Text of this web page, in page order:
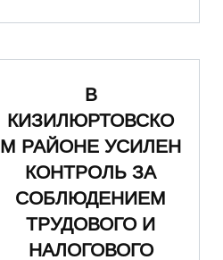
В
КИЗИЛЮРТОВСКО
М РАЙОНЕ УСИЛЕН
КОНТРОЛЬ ЗА
СОБЛЮДЕНИЕМ
ТРУДОВОГО И
НАЛОГОВОГО